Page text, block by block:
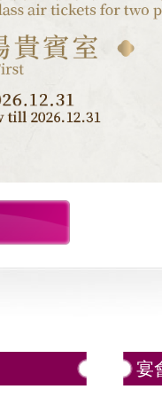
宴